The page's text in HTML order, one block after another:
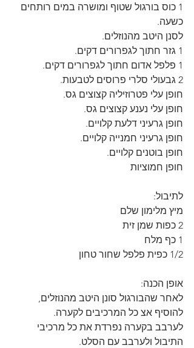
1 כוס בורגול שטוף ומושרה במים רותחים
כשעה.
לסנן היטב מהנוזלים.
1 גזר חתוך לגפרורים דקים.
1 פלפל אדום חתוך לגפרורים דקים.
2 גבעולי סלרי פרוסים לטבעות.
חופן עלי פטרוזיליה קצוצים גס.
חופן עלי נענע קצוצים גס.
חופן גרעיני דלעת קלויים.
חופן גרעיני חמנייה קלויים.
חופן בוטנים קלויים.
חופן חמוציות
לתיבול:
מיץ מלימון שלם
2 כפות שמן זית
1 כף מלח
1/2 כפית פלפל שחור טחון
אופן הכנה:
לאחר שהבורגול סונן היטב מהנוזלים,
להוסיף אצ כל המרכיבים לקערה.
לערבב בקערה נפרדת את כל מרכיבי
התיבול ולערבב עם הסלט.